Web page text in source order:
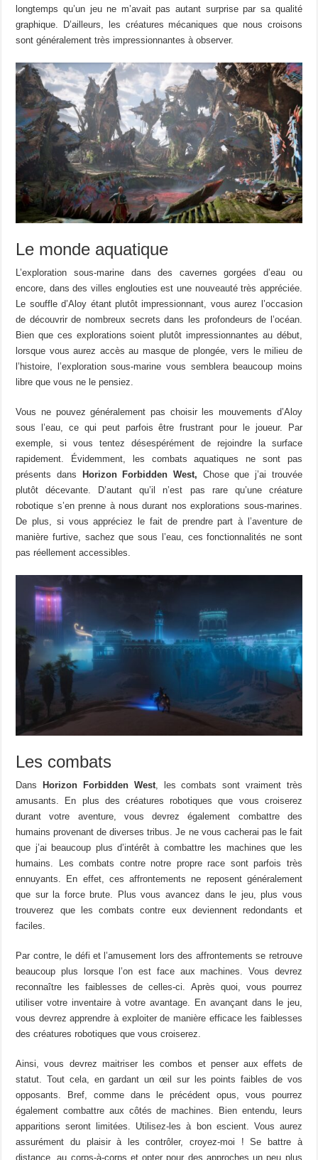
longtemps qu’un jeu ne m’avait pas autant surprise par sa qualité
graphique. D’ailleurs, les créatures mécaniques que nous croisons
sont généralement très impressionnantes à observer.
Le monde aquatique
L’exploration sous-marine dans des cavernes gorgées d’eau ou
encore, dans des villes englouties est une nouveauté très appréciée.
Le souffle d’Aloy étant plutôt impressionnant, vous aurez l’occasion
de découvrir de nombreux secrets dans les profondeurs de l’océan.
Bien que ces explorations soient plutôt impressionnantes au début,
lorsque vous aurez accès au masque de plongée, vers le milieu de
l’histoire, l’exploration sous-marine vous semblera beaucoup moins
libre que vous ne le pensiez.
Vous ne pouvez généralement pas choisir les mouvements d’Aloy
sous l’eau, ce qui peut parfois être frustrant pour le joueur. Par
exemple, si vous tentez désespérément de rejoindre la surface
rapidement. Évidemment, les combats aquatiques ne sont pas
présents dans
Horizon Forbidden West, Chose que j’ai trouvée
plutôt décevante. D’autant qu’il n’est pas rare qu’une créature
robotique s’en prenne à nous durant nos explorations sous-marines.
De plus, si vous appréciez le fait de prendre part à l’aventure de
manière furtive, sachez que sous l’eau, ces fonctionnalités ne sont
pas réellement accessibles.
Les combats
DansHorizon Forbidden West, les combats sont vraiment très
amusants. En plus des créatures robotiques que vous croiserez
durant votre aventure, vous devrez également combattre des
humains provenant de diverses tribus. Je ne vous cacherai pas le fait
que j’ai beaucoup plus d’intérêt à combattre les machines que les
humains. Les combats contre notre propre race sont parfois très
ennuyants. En effet, ces affrontements ne reposent généralement
que sur la force brute. Plus vous avancez dans le jeu, plus vous
trouverez que les combats contre eux deviennent redondants et
faciles.
Par contre, le défi et l’amusement lors des affrontements se retrouve
beaucoup plus lorsque l’on est face aux machines. Vous devrez
reconnaître les faiblesses de celles-ci. Après quoi, vous pourrez
utiliser votre inventaire à votre avantage. En avançant dans le jeu,
vous devrez apprendre à exploiter de manière efficace les faiblesses
des créatures robotiques que vous croiserez.
Ainsi, vous devrez maitriser les combos et penser aux effets de
statut. Tout cela, en gardant un œil sur les points faibles de vos
opposants. Bref, comme dans le précédent opus, vous pourrez
également combattre aux côtés de machines. Bien entendu, leurs
apparitions seront limitées. Utilisez-les à bon escient. Vous aurez
assurément du plaisir à les contrôler, croyez-moi ! Se battre à
distance, au corps-à-corps et opter pour des approches un peu plus